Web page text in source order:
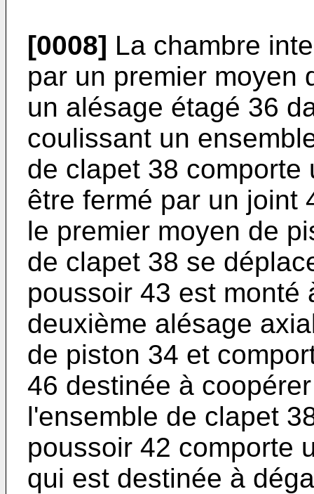
[0008] La chambre
par un premier moyen
un alésage étagé 36
coulissant un
de clapet 38
être fermé par un joint
le premier moyen de
de clapet 38 se
poussoir 43 est monté
deuxième alésage
de piston 34 et
46 destinée à
l'ensemble de clapet
poussoir 42 comporte
qui est destinée à